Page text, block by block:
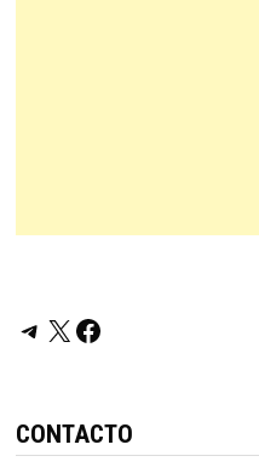
Telegram
X Facebook
CONTACTO